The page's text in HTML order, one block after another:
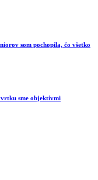
som pochopila, čo všetko
sme objektívmi